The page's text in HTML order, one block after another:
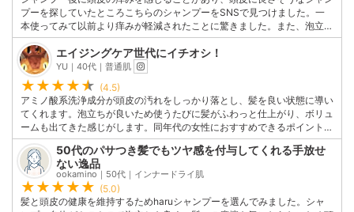
プーを探していたところこちらのシャンプーをSNSで見つけました。一
本使ってみて以前より痒みが軽減されたことに驚きました。また、泡立ち
が良くコンディショナーやトリートメントなしでも使えるのも便利。香り
がほのかであまり強くありませんが、他のアイテムの香りを邪魔しないの
で個人的には気に入っているポイントです。
エイジングケア世代にイチオシ！
YU｜40代｜普通肌
(4.5)
アミノ酸系洗浄成分が頭皮の汚れをしっかり落とし、髪を良い状態に導い
てくれます。泡立ちが良いため使うたびに髪がふわっと仕上がり、ボリュ
ームも出てきた感じがします。同年代の女性におすすめできるポイント
は、このシャンプーが頭皮ケアから髪のダメージケアまでを総合的に行っ
てくれることです。泡立ちも良く、使いやすいため、忙しい主婦の方々に
もぴったりだと思います。
このユーザーの他の口コミを見る
50代のパサつき髪でもツヤ感を付与してくれる手放せ
ない逸品
ookamino｜50代｜インナードライ肌
(5.0)
髪と頭皮の健康を維持するためharuシャンプーを選んでみました。シャ